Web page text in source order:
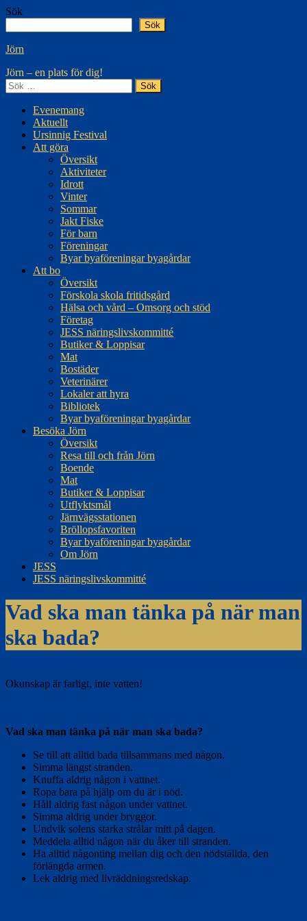
Hoppa
innehåll
Sök
Sök
Jörn
Jörn – en plats för dig!
Sök
efter:
Evenemang
Aktuellt
Ursinnig Festival
Att göra
Översikt
Aktiviteter
Idrott
Vinter
Sommar
Jakt Fiske
För barn
Föreningar
Byar byaföreningar byagårdar
Att bo
Översikt
Förskola skola fritidsgård
Hälsa och vård – Omsorg och stöd
Företag
JESS näringslivskommitté
Butiker & Loppisar
Mat
Bostäder
Veterinärer
Lokaler att hyra
Bibliotek
Byar byaföreningar byagårdar
Besöka Jörn
Översikt
Resa till och från Jörn
Boende
Mat
Butiker & Loppisar
Utflyktsmål
Järnvägsstationen
Bröllopsfavoriten
Byar byaföreningar byagårdar
Om Jörn
JESS
JESS näringslivskommitté
Vad ska man tänka på när man
ska bada?
Okunskap är farligt, inte vatten!
Vad ska man tänka på när man ska bada?
Se till att alltid bada tillsammans med någon.
Simma längst stranden.
Knuffa aldrig någon i vattnet.
Ropa bara på hjälp om du är i nöd.
Håll aldrig fast någon under vattnet.
Simma aldrig under bryggor.
Undvik solens starka strålar mitt på dagen.
Meddela alltid någon när du åker till stranden.
Ha alltid någonting mellan dig och den nödställda, den
förlängda armen.
Lek aldrig med livräddningsredskap.